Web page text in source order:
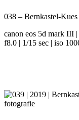
038 – Bernkastel-
canon eos 5d mark III
f8.0 | 1/15 sec | iso